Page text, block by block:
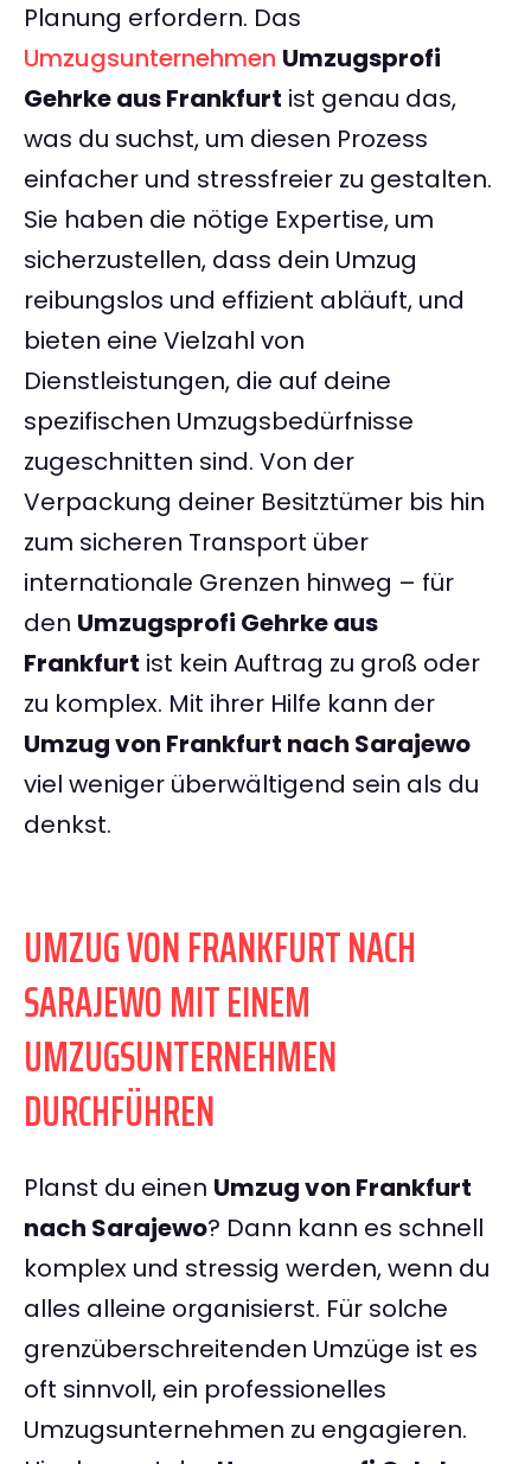
Planung erfordern. Das
Umzugsunternehmen Umzugsprofi
Gehrke aus Frankfurt ist genau das,
was du suchst, um diesen Prozess
einfacher und stressfreier zu gestalten.
Sie haben die nötige Expertise, um
sicherzustellen, dass dein Umzug
reibungslos und effizient abläuft, und
bieten eine Vielzahl von
Dienstleistungen, die auf deine
spezifischen Umzugsbedürfnisse
zugeschnitten sind. Von der
Verpackung deiner Besitztümer bis hin
zum sicheren Transport über
internationale Grenzen hinweg – für
den Umzugsprofi Gehrke aus
Frankfurt ist kein Auftrag zu groß oder
zu komplex. Mit ihrer Hilfe kann der
Umzug von Frankfurt nach Sarajewo
viel weniger überwältigend sein als du
denkst.
UMZUG VON FRANKFURT NACH
SARAJEWO MIT EINEM
UMZUGSUNTERNEHMEN
DURCHFÜHREN
Planst du einen Umzug von Frankfurt
nach Sarajewo? Dann kann es schnell
komplex und stressig werden, wenn du
alles alleine organisierst. Für solche
grenzüberschreitenden Umzüge ist es
oft sinnvoll, ein professionelles
Umzugsunternehmen zu engagieren.